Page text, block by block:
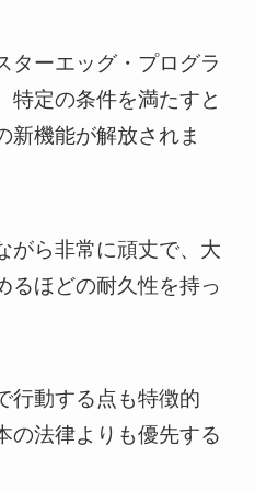
ターエッグ・プログラ
特定の条件を満たすと
新機能が解放されま
がら非常に頑丈で、大
るほどの耐久性を持っ
行動する点も特徴的
の法律よりも優先する